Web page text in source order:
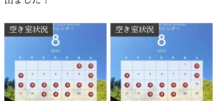
空き室状況 空き室状況